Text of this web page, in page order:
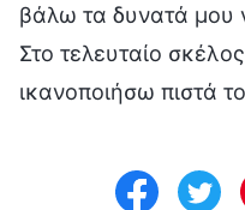
βάλω τα δυνατά μου
Στο τελευταίο
ικανοποιήσω πιστά